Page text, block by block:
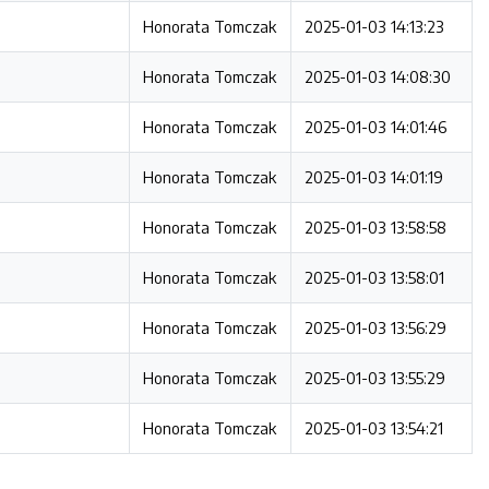
Honorata Tomczak 2025-01-03 14:13:23
Honorata Tomczak 2025-01-03 14:08:30
Honorata Tomczak 2025-01-03 14:01:46
Honorata Tomczak 2025-01-03 14:01:19
Honorata Tomczak 2025-01-03 13:58:58
Honorata Tomczak 2025-01-03 13:58:01
Honorata Tomczak 2025-01-03 13:56:29
Honorata Tomczak 2025-01-03 13:55:29
Honorata Tomczak 2025-01-03 13:54:21